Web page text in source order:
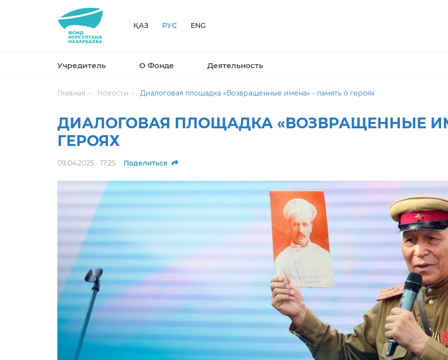
ҚАЗ РУС ENG
Учредитель О Фонде Деятельность
Главная Новости Диалоговая площадка «Возвращенные имена» - память о героях
ДИАЛОГОВАЯ ПЛОЩАДКА «ВОЗВРАЩЕННЫЕ
ГЕРОЯХ
09.04.2025 · 17:25 Поделиться